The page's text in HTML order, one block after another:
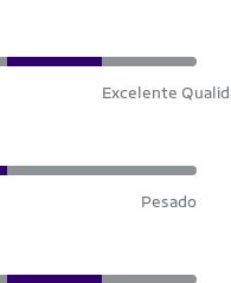
Excelente
Pesado